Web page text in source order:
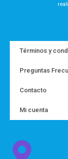
Términos y
Preguntas
Contacto
Mi cuenta